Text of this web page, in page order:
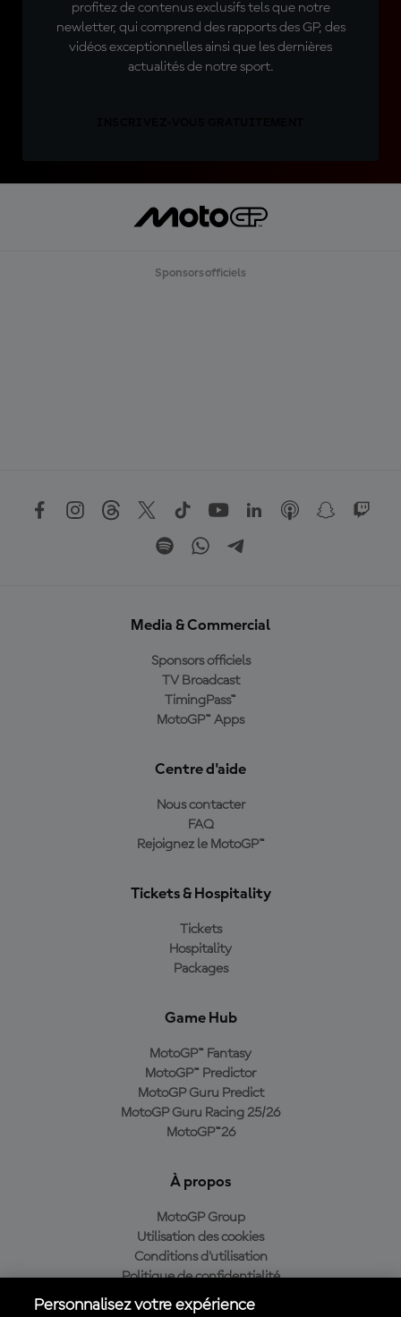
profitez de contenus exclusifs tels que notre
newletter, qui comprend des rapports des GP, des
vidéos exceptionnelles ainsi que les dernières
actualités de notre sport.
Sponsors officiels
Media & Commercial
Sponsors officiels
TV Broadcast
TimingPass™
MotoGP™ Apps
Centre d'aide
Nous contacter
FAQ
Rejoignez le MotoGP™
Tickets & Hospitality
Tickets
Hospitality
Packages
Game Hub
MotoGP™ Fantasy
MotoGP™ Predictor
MotoGP Guru Predict
MotoGP Guru Racing 25/26
MotoGP™26
À propos
MotoGP Group
Utilisation des cookies
Conditions d'utilisation
Politique de confidentialité
Politique d’achat
Personnalisez votre expérience